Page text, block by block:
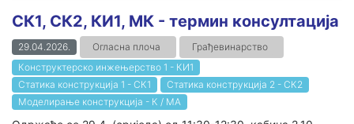
СК1, СК2, КИ1, МК - термин консултација
29.04.2026. Огласна плоча
Грађевинарство
Конструктерско инжењерство 1 - КИ1
Статика конструкција 1 - СК1
Статика конструкција 2 - СК2
Моделирање конструкција - К / МА